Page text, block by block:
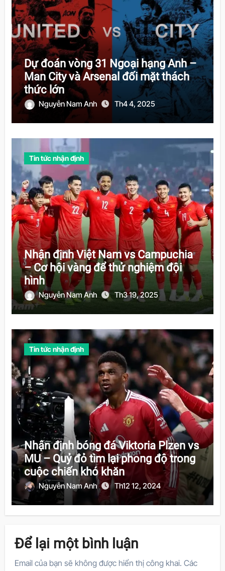
Dự đoán vòng 31 Ngoại hạng Anh –
Man City và Arsenal đối mặt thách
thức lớn
Nguyễn Nam Anh Th4 4, 2025
Tin tức nhận định
Nhận định Việt Nam vs Campuchia
– Cơ hội vàng để thử nghiệm đội
hình
Nguyễn Nam Anh Th3 19, 2025
Tin tức nhận định
Nhận định bóng đá Viktoria Plzen vs
MU – Quỷ đỏ tìm lại phong độ trong
cuộc chiến khó khăn
Nguyễn Nam Anh Th12 12, 2024
Để lại một bình luận
Email của bạn sẽ không được hiển thị công khai. Các